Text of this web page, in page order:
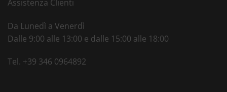
Assistenza Clienti
Da Lunedì a Venerdì
Dalle 9:00 alle 13:00 e dalle 15:00 alle 18:00
Tel. +39 346 0964892